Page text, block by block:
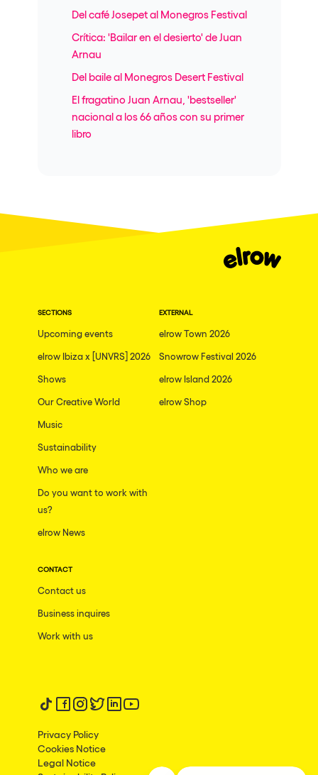
Del café Josepet al Monegros Festival
Crítica: 'Bailar en el desierto' de Juan
Arnau
Del baile al Monegros Desert Festival
El fragatino Juan Arnau, 'bestseller'
nacional a los 66 años con su primer
libro
SECTIONS
Upcoming events
elrow Ibiza x [UNVRS] 2026
Shows
Our Creative World
Music
Sustainability
Who we are
Do you want to work with
us?
elrow News
EXTERNAL
elrow Town 2026
Snowrow Festival 2026
elrow Island 2026
elrow Shop
CONTACT
Contact us
Business inquires
Work with us
Follow us on tiktok
Follow us on facebook
Follow us on instagram
Follow us on twitter
Follow us on linkedin
Follow us on youtube
Privacy Policy
Cookies Notice
Legal Notice